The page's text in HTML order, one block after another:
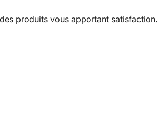
produits vous apportant satisfaction.